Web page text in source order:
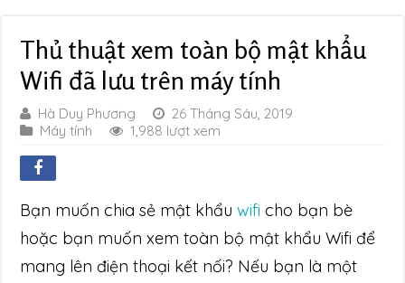
Thủ thuật xem toàn bộ mật khẩu
Wifi đã lưu trên máy tính
Hà Duy Phương
26 Tháng Sáu, 2019
Máy tính
1,988 lượt xem
Bạn muốn chia sẻ mật khẩuwifi cho bạn bè
hoặc bạn muốn xem toàn bộ mật khẩu Wifi để
mang lên điện thoại kết nối? Nếu bạn là một